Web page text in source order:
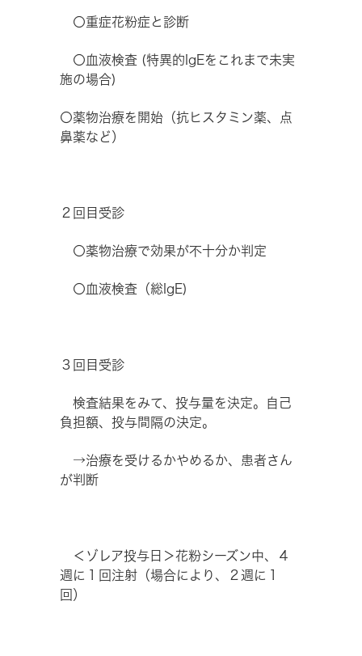
〇重症花粉症と診断
〇血液検査 (特異的IgEをこれまで未実
施の場合)
〇薬物治療を開始（抗ヒスタミン薬、点
鼻薬など）
２回目受診
〇薬物治療で効果が不十分か判定
〇血液検査（総IgE)
３回目受診
検査結果をみて、投与量を決定。自己
負担額、投与間隔の決定。
→治療を受けるかやめるか、患者さん
が判断
＜ゾレア投与日＞花粉シーズン中、４
週に１回注射（場合により、２週に１
回）